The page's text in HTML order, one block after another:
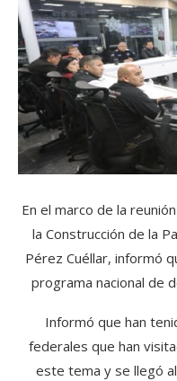
En el marco de la
la Construcción de la
Pérez Cuéllar, informó
programa nacional de
Informó que han
federales que han
este tema y se llegó